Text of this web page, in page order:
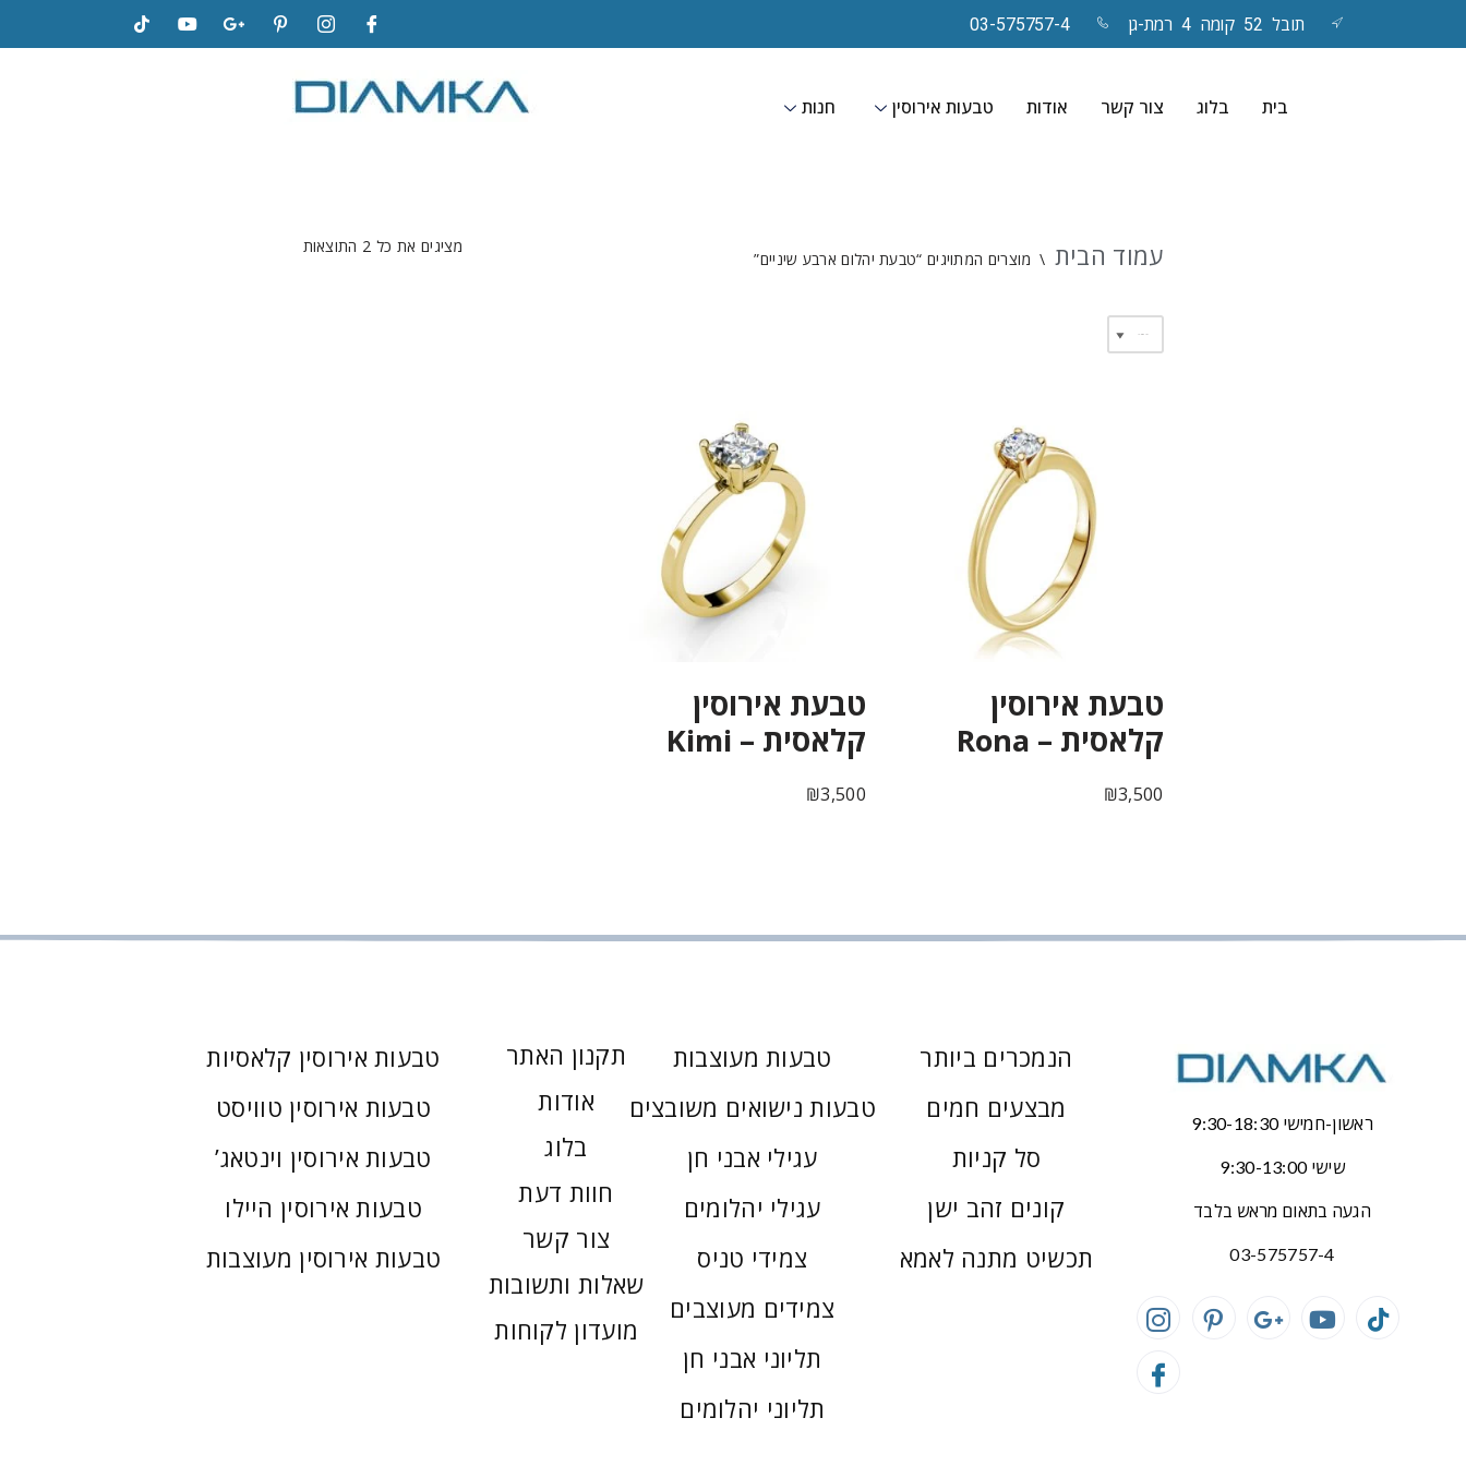
תובל 52 קומה 4 רמת-גן 03-575757-4
בית בלוג צור קשר אודות טבעות אירוסין חנות
עמוד הבית \ מוצרים המתויגים “טבעת יהלום ארבע שיניים”
מציגים את כל ⁦2⁩ התוצאות
טבעת אירוסין
קלאסית – Rona
₪3,500
טבעת אירוסין
קלאסית – Kimi
₪3,500
ראשון-חמישי 9:30-18:30
שישי 9:30-13:00
הגעה בתאום מראש בלבד
03-575757-4
הנמכרים ביותר
מבצעים חמים
סל קניות
קונים זהב ישן
תכשיט מתנה לאמא
טבעות מעוצבות
טבעות נישואים משובצים
עגילי אבני חן
עגילי יהלומים
צמידי טניס
צמידים מעוצבים
תליוני אבני חן
תליוני יהלומים
תקנון האתר
אודות
בלוג
חוות דעת
צור קשר
שאלות ותשובות
מועדון לקוחות
טבעות אירוסין קלאסיות
טבעות אירוסין טוויסט
טבעות אירוסין וינטאג’
טבעות אירוסין היילו
טבעות אירוסין מעוצבות